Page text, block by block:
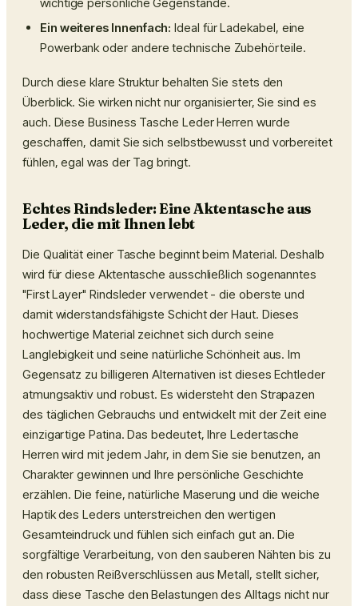
Ein weiteres Innenfach: Ideal für Ladekabel, eine
Powerbank oder andere technische Zubehörteile.
Durch diese klare Struktur behalten Sie stets den
Überblick. Sie wirken nicht nur organisierter, Sie sind es
auch. Diese Business Tasche Leder Herren wurde
geschaffen, damit Sie sich selbstbewusst und vorbereitet
fühlen, egal was der Tag bringt.
Echtes Rindsleder: Eine Aktentasche aus
Leder, die mit Ihnen lebt
Die Qualität einer Tasche beginnt beim Material. Deshalb
wird für diese Aktentasche ausschließlich sogenanntes
"First Layer" Rindsleder verwendet - die oberste und
damit widerstandsfähigste Schicht der Haut. Dieses
hochwertige Material zeichnet sich durch seine
Langlebigkeit und seine natürliche Schönheit aus. Im
Gegensatz zu billigeren Alternativen ist dieses Echtleder
atmungsaktiv und robust. Es widersteht den Strapazen
des täglichen Gebrauchs und entwickelt mit der Zeit eine
einzigartige Patina. Das bedeutet, Ihre Ledertasche
Herren wird mit jedem Jahr, in dem Sie sie benutzen, an
Charakter gewinnen und Ihre persönliche Geschichte
erzählen. Die feine, natürliche Maserung und die weiche
Haptik des Leders unterstreichen den wertigen
Gesamteindruck und fühlen sich einfach gut an. Die
sorgfältige Verarbeitung, von den sauberen Nähten bis zu
den robusten Reißverschlüssen aus Metall, stellt sicher,
dass diese Tasche den Belastungen des Alltags nicht nur